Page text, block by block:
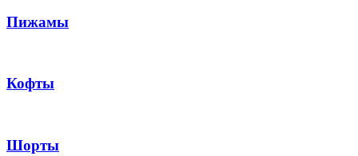
Пижамы
Кофты
Шорты